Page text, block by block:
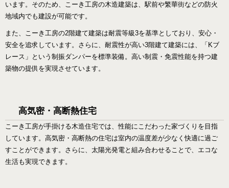
います。そのため、こーき工房の木造建築は、駅前や繁華街などの防火
地域内でも建設が可能です。
また、こーき工房の2階建て建築は耐震等級3を基準としており、安心・
安全を追求しています。さらに、耐震性が高い3階建て建築には、「Kブ
レース」という制振ダンパーを標準装備。高い制震・免震性能を持つ建
築物の提供を実現させています。
高気密・高断熱住宅
こーき工房が手掛ける木造住宅では、性能にこだわった家づくりを目指
しています。高気密・高断熱の住宅は室内の温度差が少なく快適に過ご
すことができます。さらに、太陽光発電と組み合わせることで、エコな
生活も実現できます。